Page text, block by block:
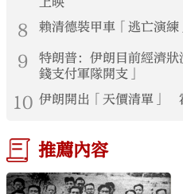
8 賴清德裝甲車「逃亡演
9
特朗普：伊朗目前經濟
錢支付軍隊開支」
10 伊朗開出「天價清單」
推薦內容